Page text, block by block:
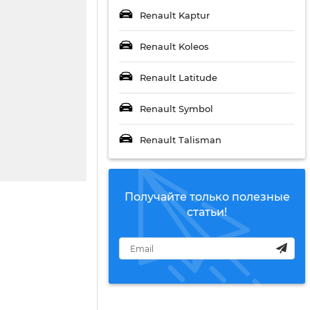
Renault Kaptur
Renault Koleos
Renault Latitude
Renault Symbol
Renault Talisman
Получайте только полезные
статьи!